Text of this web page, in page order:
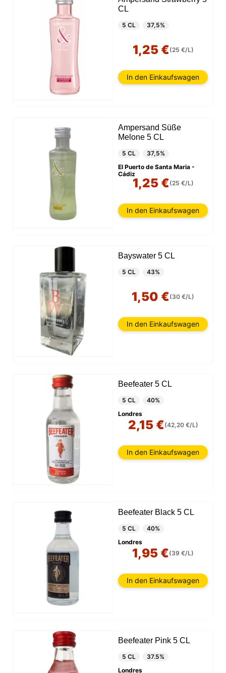
CL
5 CL 37,5%
1,25 €(25 €/L)
In den Einkaufswagen
Ampersand Süße
Melone 5 CL
5 CL
37,5%
El Puerto de Santa Maria -
Cádiz
1,25 €(25 €/L)
In den Einkaufswagen
Bayswater 5 CL
5 CL 43%
1,50 €(30 €/L)
In den Einkaufswagen
Beefeater 5 CL
5 CL
40%
Londres
2,15 €(42,20 €/L)
In den Einkaufswagen
Beefeater Black 5 CL
5 CL
40%
Londres
1,95 €(39 €/L)
In den Einkaufswagen
Beefeater Pink 5 CL
5 CL
37.5%
Londres